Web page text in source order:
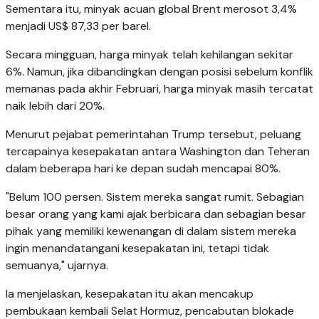
Sementara itu, minyak acuan global Brent merosot 3,4%
menjadi US$ 87,33 per barel.
Secara mingguan, harga minyak telah kehilangan sekitar
6%. Namun, jika dibandingkan dengan posisi sebelum konflik
memanas pada akhir Februari, harga minyak masih tercatat
naik lebih dari 20%.
Menurut pejabat pemerintahan Trump tersebut, peluang
tercapainya kesepakatan antara Washington dan Teheran
dalam beberapa hari ke depan sudah mencapai 80%.
"Belum 100 persen. Sistem mereka sangat rumit. Sebagian
besar orang yang kami ajak berbicara dan sebagian besar
pihak yang memiliki kewenangan di dalam sistem mereka
ingin menandatangani kesepakatan ini, tetapi tidak
semuanya," ujarnya.
Ia menjelaskan, kesepakatan itu akan mencakup
pembukaan kembali Selat Hormuz, pencabutan blokade